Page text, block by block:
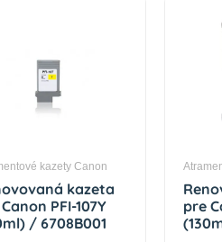
kazety Canon
kazeta
PFI-107Y
/ 6708B001
pre